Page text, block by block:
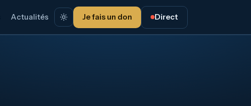
Actualités Je fais un don Direct